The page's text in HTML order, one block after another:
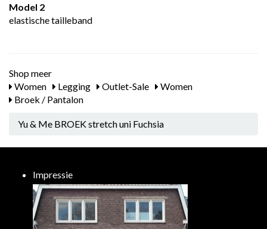
Model 2
elastische tailleband
Shop meer
Women
Legging Outlet-Sale
Women
Broek / Pantalon
Yu & Me BROEK stretch uni Fuchsia
Impressie